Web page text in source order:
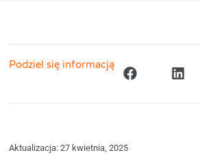
Podziel się informacją
Aktualizacja: 27 kwietnia, 2025